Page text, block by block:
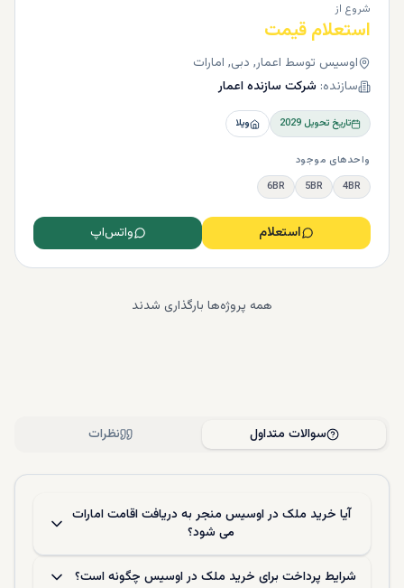
شروع از
استعلام قیمت
اوسیس توسط اعمار, دبی, امارات
سازنده: شرکت سازنده اعمار
تاریخ تحویل2029 ویلا
واحدهای موجود
4BR
5BR
6BR
استعلام واتس‌اپ
همه پروژه‌ها بارگذاری شدند
سوالات متداول نظرات
آیا خرید ملک در اوسیس منجر به دریافت اقامت امارات
می ‌شود؟
شرایط پرداخت برای خرید ملک در اوسیس چگونه است؟